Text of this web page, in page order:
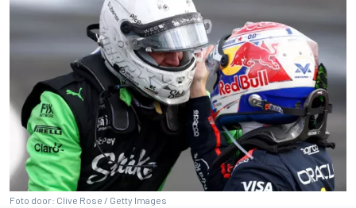
Foto door: Clive Rose / Getty Images